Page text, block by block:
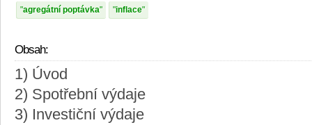
agregátní poptávka inflace
Obsah:
1) Úvod
2) Spotřební výdaje
3) Investiční výdaje